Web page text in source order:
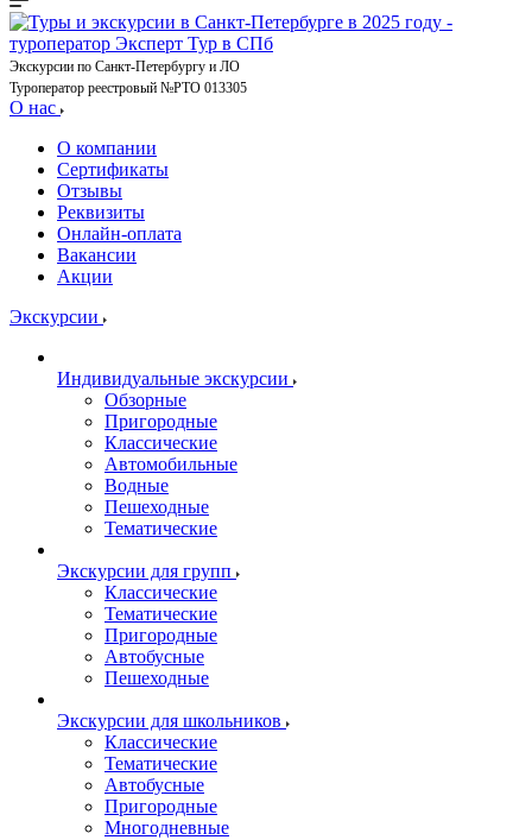
Экскурсии по Санкт-Петербургу и ЛО
Туроператор реестровый №РТО 013305
О нас
О компании
Сертификаты
Отзывы
Реквизиты
Онлайн-оплата
Вакансии
Акции
Экскурсии
Индивидуальные экскурсии
Обзорные
Пригородные
Классические
Автомобильные
Водные
Пешеходные
Тематические
Экскурсии для групп
Классические
Тематические
Пригородные
Автобусные
Пешеходные
Экскурсии для школьников
Классические
Тематические
Автобусные
Пригородные
Многодневные